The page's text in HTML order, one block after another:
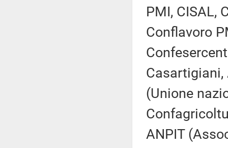
PMI, CISAL,
Conflavoro
Casartigiani,
(Unione
ANPIT